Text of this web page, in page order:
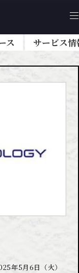
ス サービス情
年5月6日（火）